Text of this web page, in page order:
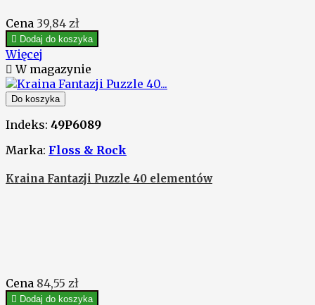
Cena 39,84 zł
 Dodaj do koszyka
Więcej
 W magazynie
Do koszyka
Indeks: 49P6089
Marka: Floss & Rock
Kraina Fantazji Puzzle 40 elementów
Cena 84,55 zł
 Dodaj do koszyka